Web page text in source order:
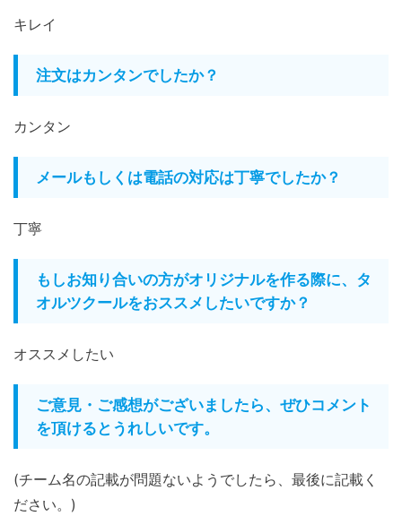
キレイ
注文はカンタンでしたか？
カンタン
メールもしくは電話の対応は丁寧でしたか？
丁寧
もしお知り合いの方がオリジナルを作る際に、タ
オルツクールをおススメしたいですか？
オススメしたい
ご意見・ご感想がございましたら、ぜひコメント
を頂けるとうれしいです。
(チーム名の記載が問題ないようでしたら、最後に記載く
ださい。)